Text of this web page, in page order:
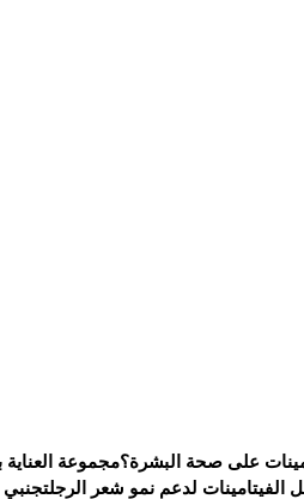
على صحة البشرة؟مجموعة العناية
الفيتامينات لدعم نمو شعر الرجلتجنبي